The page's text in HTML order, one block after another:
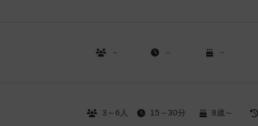
－ － －
3～6人 15～30分 8歳～